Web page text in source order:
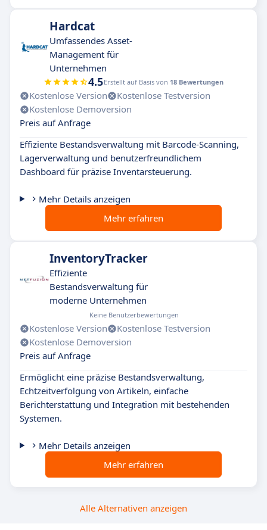
Hardcat
Umfassendes Asset-
Management für
Unternehmen
4.5Erstellt auf Basis von 18 Bewertungen
Kostenlose Version
Kostenlose Testversion
Kostenlose Demoversion
Preis auf Anfrage
Effiziente Bestandsverwaltung mit Barcode-Scanning,
Lagerverwaltung und benutzerfreundlichem
Dashboard für präzise Inventarsteuerung.
Mehr Details anzeigen
Mehr erfahren
InventoryTracker
Effiziente
Bestandsverwaltung für
moderne Unternehmen
Keine Benutzerbewertungen
Kostenlose Version
Kostenlose Testversion
Kostenlose Demoversion
Preis auf Anfrage
Ermöglicht eine präzise Bestandsverwaltung,
Echtzeitverfolgung von Artikeln, einfache
Berichterstattung und Integration mit bestehenden
Systemen.
Mehr Details anzeigen
Mehr erfahren
Alle Alternativen anzeigen